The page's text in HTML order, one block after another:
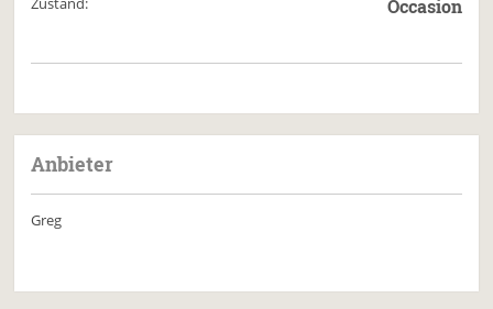
Occasion
Anbieter
Greg